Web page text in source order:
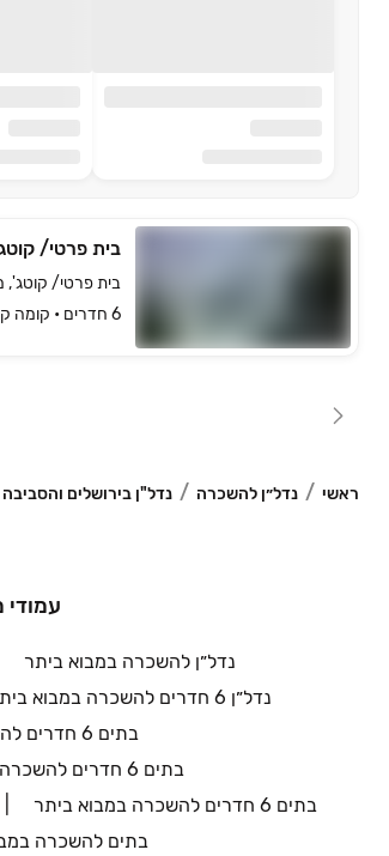
בית פרטי/
בית פרטי/ קוטג',
6 חדרים • קומה ‎קרקע‏ • 350 מ״ר
ראשי נדל״ן להשכרה נדל"ן בירושלים והסביבה
עמודי
נדל״ן להשכרה במבוא ביתר
נדל״ן 6 חדרים להשכרה במבוא ביתר
בתים 6 חדרים להשכרה במבוא ביתר
בתים 6 חדרים להשכרה במבוא ביתר, מבוא ביתר
בתים 6 חדרים להשכרה במבוא ביתר
בתים להשכרה